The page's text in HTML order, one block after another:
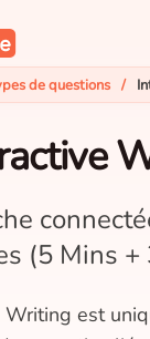
de questions /
(5 Mins +
Writing est